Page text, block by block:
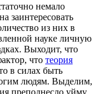
немало
заинтересовать
из них в
науке личную
Выходит, что
что теория
в силах быть
людям. Выделим,
преподнесло уйму